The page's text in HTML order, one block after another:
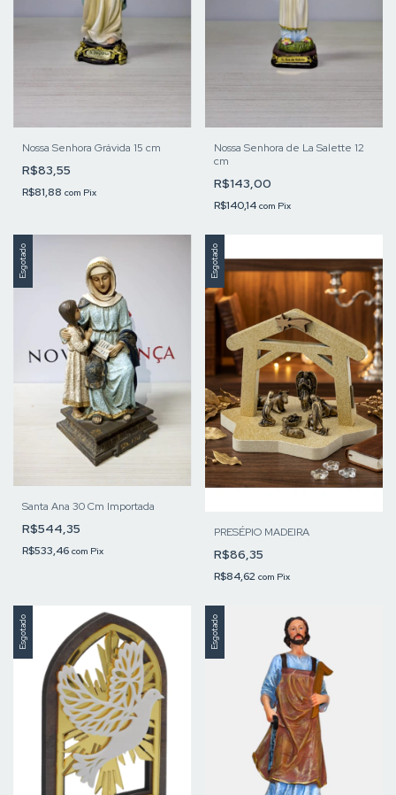
Nossa Senhora Grávida 15 cm
R$83,55
R$81,88 com Pix
Nossa Senhora de La Salette 12
cm
R$143,00
R$140,14 com Pix
Esgotado
Santa Ana 30 Cm Importada
R$544,35
R$533,46 com Pix
Esgotado
PRESÉPIO MADEIRA
R$86,35
R$84,62 com Pix
Esgotado Esgotado